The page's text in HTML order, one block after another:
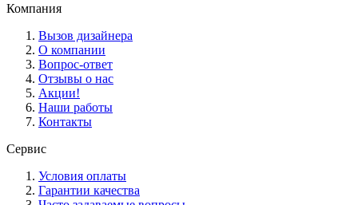
Компания
Вызов дизайнера
О компании
Вопрос-ответ
Отзывы о нас
Акции!
Наши работы
Контакты
Сервис
Условия оплаты
Гарантии качества